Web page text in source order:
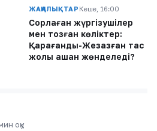
ЖАҢАЛЫҚТАР Кеше, 16:00
Сорлаған жүргізушілер
мен тозған көліктер:
Қарағанды-Жезқазған тас
жолы қашан жөнделеді?
оқу